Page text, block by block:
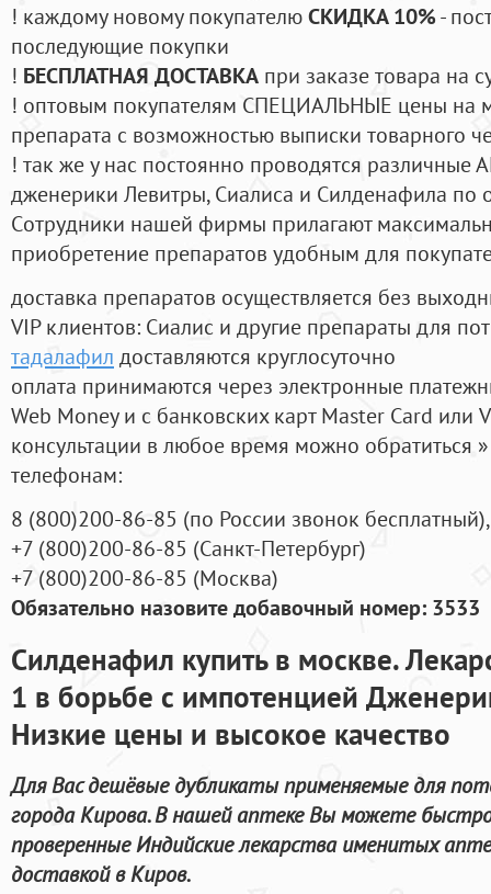
! каждому новому покупателюСКИДКА 10%-
последующие покупки
! БЕСПЛАТНАЯ ДОСТАВКА при заказе товара на
! оптовым покупателям СПЕЦИАЛЬНЫЕ цены на
препарата с возможностью выписки товарного
! так же у нас постоянно проводятся
дженерики Левитры, Сиалиса и Силденафила по
Cотрудники нашей фирмы прилагают
приобретение препаратов удобным для
доставка препаратов осуществляется без
VIP клиентов: Сиалис и другие препараты для
тадалафил доставляются круглосуточно
оплата принимаются через электронные
Web Money и с банковских карт Master Card или
консультации в любое время можно обратиться
телефонам:
8 (800)200-86-85 (по России звонок бесплатный),
+7 (800)200-86-85 (Санкт-Петербург)
+7 (800)200-86-85 (Москва)
Обязательно назовите добавочный номер: 3533
Силденафил купить в москве.
1 в борьбе с импотенцией
Низкие цены и высокое качество
Для Вас дешёвые дубликаты применяемые для
города Кирова. В нашей аптеке Вы можете
проверенные Индийские лекарства именитых
доставкой в Киров.